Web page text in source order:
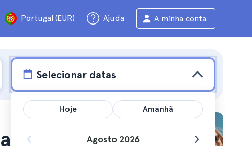
Portugal (EUR) Ajuda A minha conta
Selecionar datas
Hoje Amanhã
Agosto 2026